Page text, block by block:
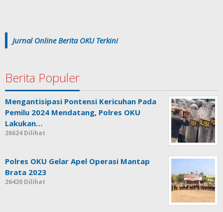
Jurnal Online Berita OKU Terkini
Berita Populer
Mengantisipasi Pontensi Kericuhan Pada
Pemilu 2024 Mendatang, Polres OKU
Lakukan…
26624 Dilihat
Polres OKU Gelar Apel Operasi Mantap
Brata 2023
26420 Dilihat